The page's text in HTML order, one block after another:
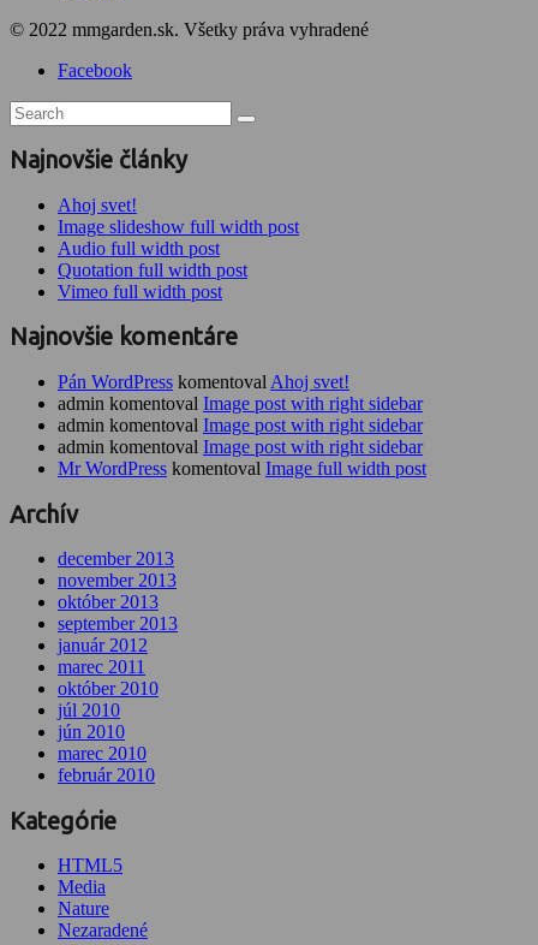
© 2022 mmgarden.sk. Všetky práva vyhradené
Facebook
Najnovšie články
Ahoj svet!
Image slideshow full width post
Audio full width post
Quotation full width post
Vimeo full width post
Najnovšie komentáre
Pán WordPress komentoval Ahoj svet!
admin komentoval Image post with right sidebar
admin komentoval Image post with right sidebar
admin komentoval Image post with right sidebar
Mr WordPress komentoval Image full width post
Archív
december 2013
november 2013
október 2013
september 2013
január 2012
marec 2011
október 2010
júl 2010
jún 2010
marec 2010
február 2010
Kategórie
HTML5
Media
Nature
Nezaradené